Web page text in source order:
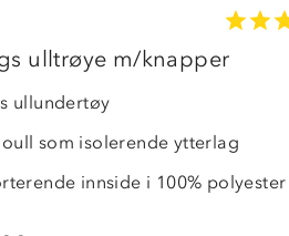
ulltrøye m/knapper
ullundertøy
som isolerende ytterlag
innside i 100% polyester